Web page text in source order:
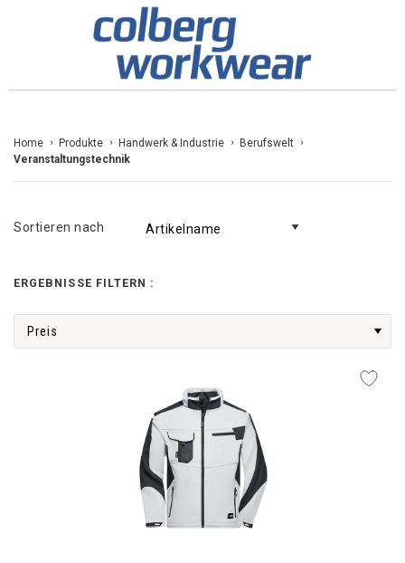
Inhalt
Home Produkte Handwerk & Industrie
Berufswelt
Veranstaltungstechnik
Sortieren nach
ERGEBNISSE FILTERN :
Preis